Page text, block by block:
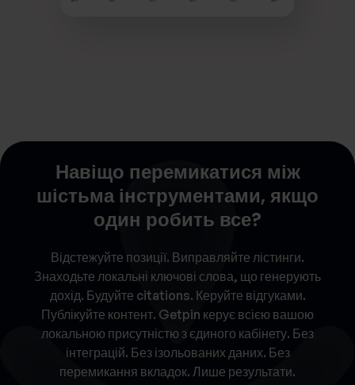
Навіщо перемикатися між
шістьма інструментами, якщо
один робить все?
Відстежуйте позиції. Виправляйте лістинги.
Знаходьте локальні ключові слова, що генерують
дохід. Будуйте citations. Керуйте відгуками.
Публікуйте контент. Getpin керує всією вашою
локальною присутністю з єдиного кабінету. Без
інтеграцій. Без ізольованих даних. Без
перемикання вкладок. Лише результати.